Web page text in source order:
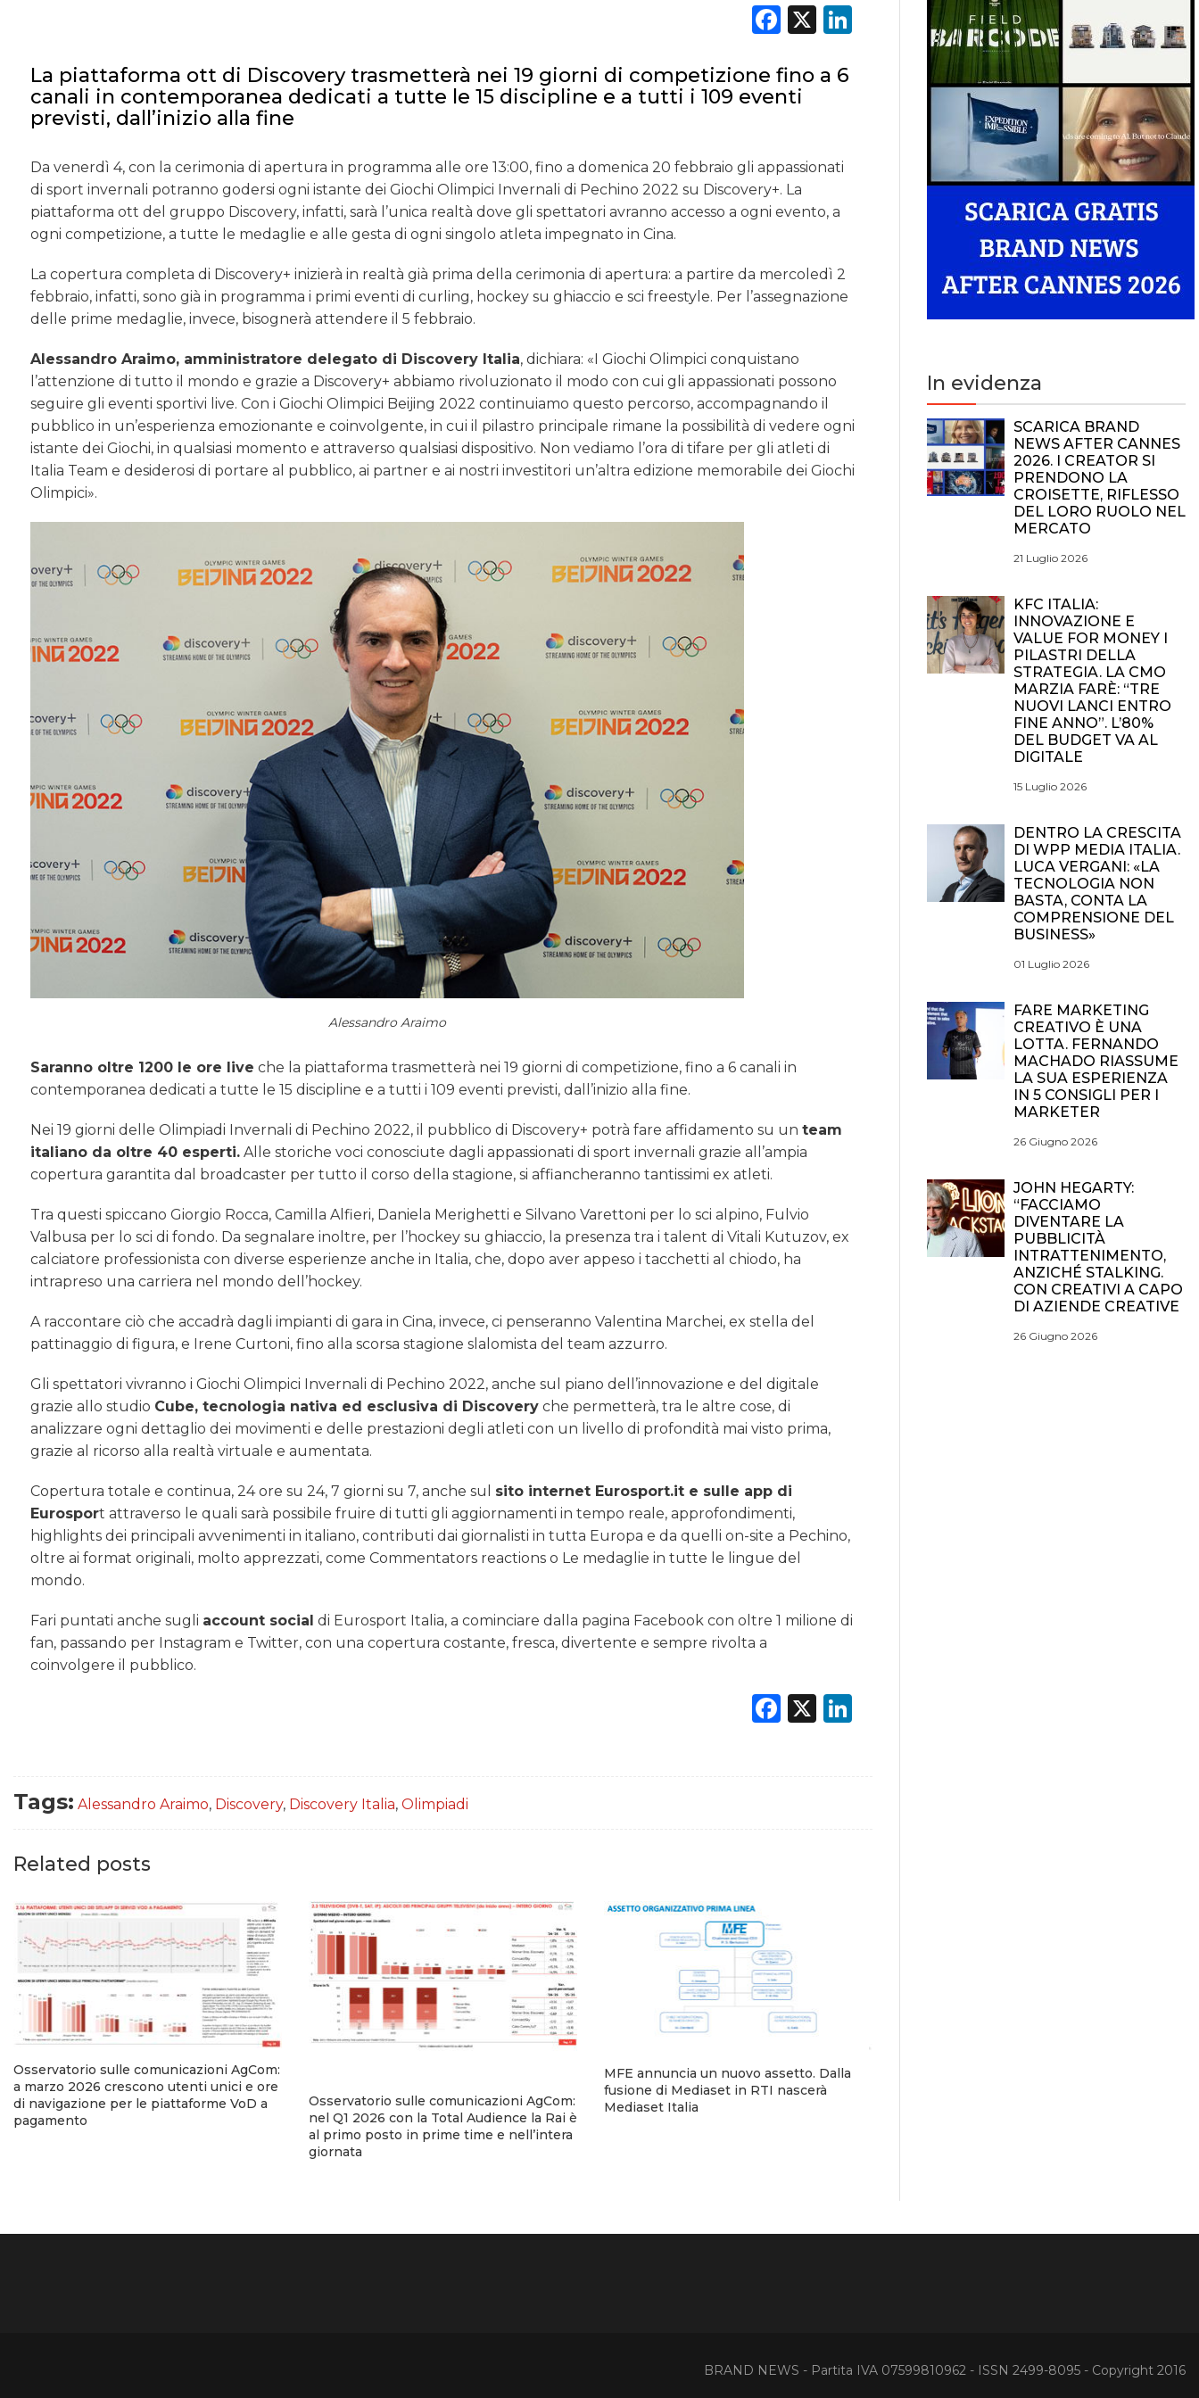
Facebook
X LinkedIn
La piattaforma ott di Discovery trasmetterà nei 19 giorni di competizione fino a 6
canali in contemporanea dedicati a tutte le 15 discipline e a tutti i 109 eventi
previsti, dall’inizio alla fine
Da venerdì 4, con la cerimonia di apertura in programma alle ore 13:00, fino a domenica 20 febbraio gli appassionati
di sport invernali potranno godersi ogni istante dei Giochi Olimpici Invernali di Pechino 2022 su Discovery+. La
piattaforma ott del gruppo Discovery, infatti, sarà l’unica realtà dove gli spettatori avranno accesso a ogni evento, a
ogni competizione, a tutte le medaglie e alle gesta di ogni singolo atleta impegnato in Cina.
La copertura completa di Discovery+ inizierà in realtà già prima della cerimonia di apertura: a partire da mercoledì 2
febbraio, infatti, sono già in programma i primi eventi di curling, hockey su ghiaccio e sci freestyle. Per l’assegnazione
delle prime medaglie, invece, bisognerà attendere il 5 febbraio.
Alessandro Araimo, amministratore delegato di Discovery Italia, dichiara: «I Giochi Olimpici conquistano
l’attenzione di tutto il mondo e grazie a Discovery+ abbiamo rivoluzionato il modo con cui gli appassionati possono
seguire gli eventi sportivi live. Con i Giochi Olimpici Beijing 2022 continuiamo questo percorso, accompagnando il
pubblico in un’esperienza emozionante e coinvolgente, in cui il pilastro principale rimane la possibilità di vedere ogni
istante dei Giochi, in qualsiasi momento e attraverso qualsiasi dispositivo. Non vediamo l’ora di tifare per gli atleti di
Italia Team e desiderosi di portare al pubblico, ai partner e ai nostri investitori un’altra edizione memorabile dei Giochi
Olimpici».
Alessandro Araimo
Saranno oltre 1200 le ore live che la piattaforma trasmetterà nei 19 giorni di competizione, fino a 6 canali in
contemporanea dedicati a tutte le 15 discipline e a tutti i 109 eventi previsti, dall’inizio alla fine.
Nei 19 giorni delle Olimpiadi Invernali di Pechino 2022, il pubblico di Discovery+ potrà fare affidamento su unteam
italiano da oltre 40 esperti. Alle storiche voci conosciute dagli appassionati di sport invernali grazie all’ampia
copertura garantita dal broadcaster per tutto il corso della stagione, si affiancheranno tantissimi ex atleti.
Tra questi spiccano Giorgio Rocca, Camilla Alfieri, Daniela Merighetti e Silvano Varettoni per lo sci alpino, Fulvio
Valbusa per lo sci di fondo. Da segnalare inoltre, per l’hockey su ghiaccio, la presenza tra i talent di Vitali Kutuzov, ex
calciatore professionista con diverse esperienze anche in Italia, che, dopo aver appeso i tacchetti al chiodo, ha
intrapreso una carriera nel mondo dell’hockey.
A raccontare ciò che accadrà dagli impianti di gara in Cina, invece, ci penseranno Valentina Marchei, ex stella del
pattinaggio di figura, e Irene Curtoni, fino alla scorsa stagione slalomista del team azzurro.
Gli spettatori vivranno i Giochi Olimpici Invernali di Pechino 2022, anche sul piano dell’innovazione e del digitale
grazie allo studio Cube, tecnologia nativa ed esclusiva di Discovery che permetterà, tra le altre cose, di
analizzare ogni dettaglio dei movimenti e delle prestazioni degli atleti con un livello di profondità mai visto prima,
grazie al ricorso alla realtà virtuale e aumentata.
Copertura totale e continua, 24 ore su 24, 7 giorni su 7, anche sul sito internet Eurosport.it e sulle app di
Eurosport attraverso le quali sarà possibile fruire di tutti gli aggiornamenti in tempo reale, approfondimenti,
highlights dei principali avvenimenti in italiano, contributi dai giornalisti in tutta Europa e da quelli on-site a Pechino,
oltre ai format originali, molto apprezzati, come Commentators reactions o Le medaglie in tutte le lingue del
mondo.
Fari puntati anche sugli account social di Eurosport Italia, a cominciare dalla pagina Facebook con oltre 1 milione di
fan, passando per Instagram e Twitter, con una copertura costante, fresca, divertente e sempre rivolta a
coinvolgere il pubblico.
Facebook
X LinkedIn
Tags: Alessandro Araimo, Discovery, Discovery Italia, Olimpiadi
Related posts
Osservatorio sulle comunicazioni AgCom:
a marzo 2026 crescono utenti unici e ore
di navigazione per le piattaforme VoD a
pagamento
Osservatorio sulle comunicazioni AgCom:
nel Q1 2026 con la Total Audience la Rai è
al primo posto in prime time e nell’intera
giornata
MFE annuncia un nuovo assetto. Dalla
fusione di Mediaset in RTI nascerà
Mediaset Italia
In evidenza
SCARICA BRAND
NEWS AFTER CANNES
2026. I CREATOR SI
PRENDONO LA
CROISETTE, RIFLESSO
DEL LORO RUOLO NEL
MERCATO
21 Luglio 2026
KFC ITALIA:
INNOVAZIONE E
VALUE FOR MONEY I
PILASTRI DELLA
STRATEGIA. LA CMO
MARZIA FARÈ: “TRE
NUOVI LANCI ENTRO
FINE ANNO”. L’80%
DEL BUDGET VA AL
DIGITALE
15 Luglio 2026
DENTRO LA CRESCITA
DI WPP MEDIA ITALIA.
LUCA VERGANI: «LA
TECNOLOGIA NON
BASTA, CONTA LA
COMPRENSIONE DEL
BUSINESS»
01 Luglio 2026
FARE MARKETING
CREATIVO È UNA
LOTTA. FERNANDO
MACHADO RIASSUME
LA SUA ESPERIENZA
IN 5 CONSIGLI PER I
MARKETER
26 Giugno 2026
JOHN HEGARTY:
“FACCIAMO
DIVENTARE LA
PUBBLICITÀ
INTRATTENIMENTO,
ANZICHÉ STALKING.
CON CREATIVI A CAPO
DI AZIENDE CREATIVE
26 Giugno 2026
BRAND NEWS - Partita IVA 07599810962 - ISSN 2499-8095 - Copyright 2016